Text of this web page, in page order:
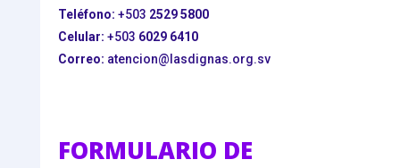
Teléfono: +503 2529 5800
Celular: +503 6029 6410
Correo: atencion@lasdignas.org.sv
FORMULARIO DE